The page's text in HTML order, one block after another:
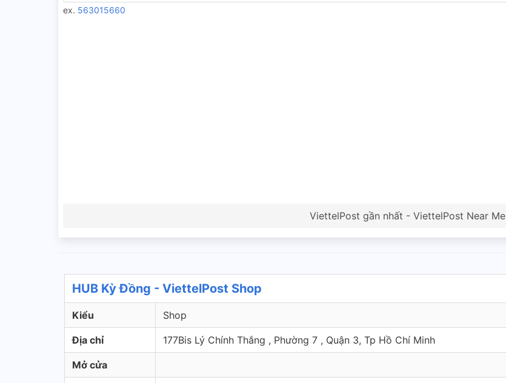
ex. 563015660
ViettelPost gần nhất - ViettelPost Near Me
HUB Kỳ Đồng - ViettelPost Shop
Kiểu Shop
Địa chỉ 177Bis Lý Chính Thắng , Phường 7 , Quận 3, Tp Hồ Chí Minh
Mở cửa